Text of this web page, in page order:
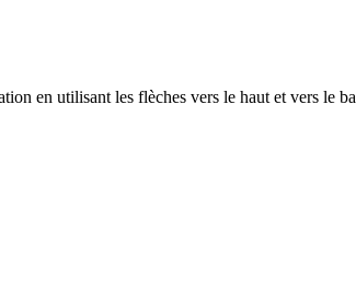
en utilisant les flèches vers le haut et vers le